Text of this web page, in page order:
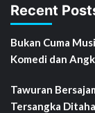
Recent
Bukan Cuma
Komedi dan
Tawuran
Tersangka